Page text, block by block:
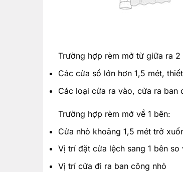
Trường hợp rèm mở từ giữa ra 2
Các cửa sổ lớn hơn 1,5 mét,
Các loại cửa ra vào, cửa ra
Trường hợp rèm mở về 1 bên:
Cửa nhỏ khoảng 1,5 mét trở
Vị trí đặt cửa lệch sang 1 bên
Vị trí cửa đi ra ban công nhỏ